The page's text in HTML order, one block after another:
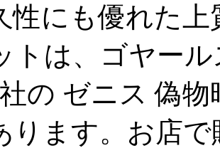
性にも優れた
トは、ゴヤー
の ゼニス 偽物
ります。お店